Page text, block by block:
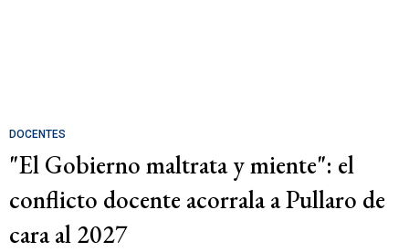
DOCENTES
"El Gobierno maltrata y miente": el
conflicto docente acorrala a Pullaro de
cara al 2027